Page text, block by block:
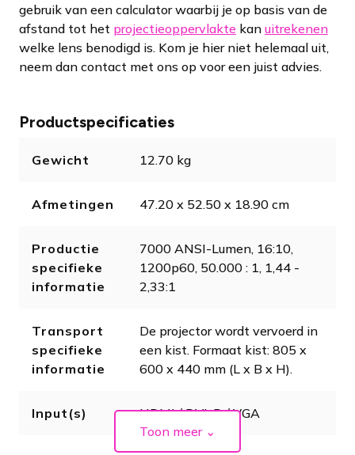
gebruik van een calculator waarbij je op basis van de
afstand tot het projectieoppervlakte kan uitrekenen
welke lens benodigd is. Kom je hier niet helemaal uit,
neem dan contact met ons op voor een juist advies.
Productspecificaties
Gewicht 12.70 kg
Afmetingen 47.20 x 52.50 x 18.90 cm
Productie
specifieke
informatie
7000 ANSI-Lumen, 16:10,
1200p60, 50.000 : 1, 1,44 -
2,33:1
Transport
specifieke
informatie
De projector wordt vervoerd in
een kist. Formaat kist: 805 x
600 x 440 mm (L x B x H).
Input(s)
HDMI / DVI-D / VGA
Toon meer ⌄